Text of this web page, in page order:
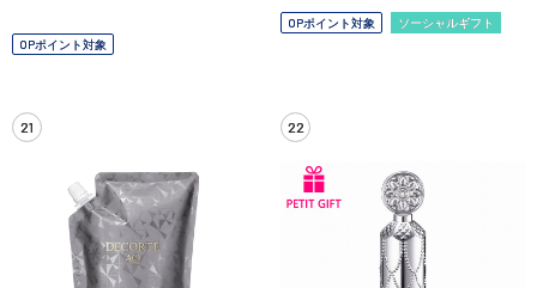
OPポイント対象
OPポイント対象 ソーシャルギフト
21 22